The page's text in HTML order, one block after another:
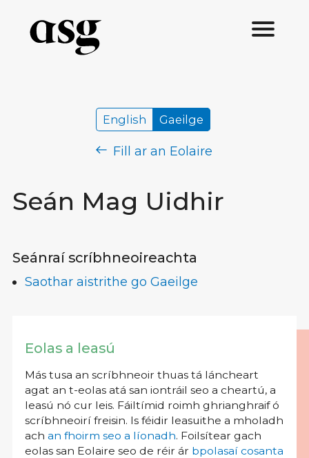
Seán Mag Uidhir
English Gaeilge
Fill ar an Eolaire
Seánraí scríbhneoireachta
Saothar aistrithe go Gaeilge
Eolas a leasú
Más tusa an scríbhneoir thuas tá láncheart
agat an t-eolas atá san iontráil seo a cheartú, a
leasú nó cur leis. Fáiltímid roimh ghrianghraif ó
scríbhneoirí freisin. Is féidir leasuithe a mholadh
ach an fhoirm seo a líonadh. Foilsítear gach
eolas san Eolaire seo de réir ár bpolasaí cosanta